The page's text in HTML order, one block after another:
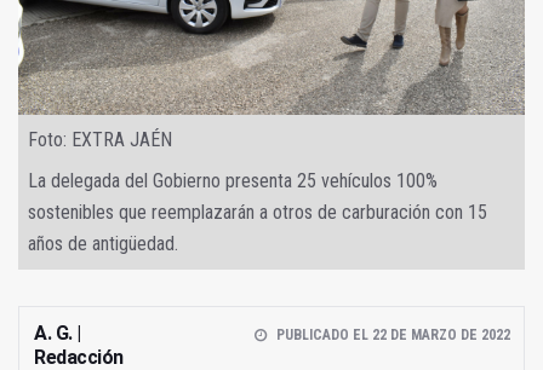
Foto: EXTRA JAÉN
La delegada del Gobierno presenta 25 vehículos 100%
sostenibles que reemplazarán a otros de carburación con 15
años de antigüedad.
A. G. |
Redacción
PUBLICADO EL 22 DE MARZO DE 2022